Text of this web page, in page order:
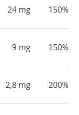
24 mg 150%
9 mg 150%
2,8 mg 200%